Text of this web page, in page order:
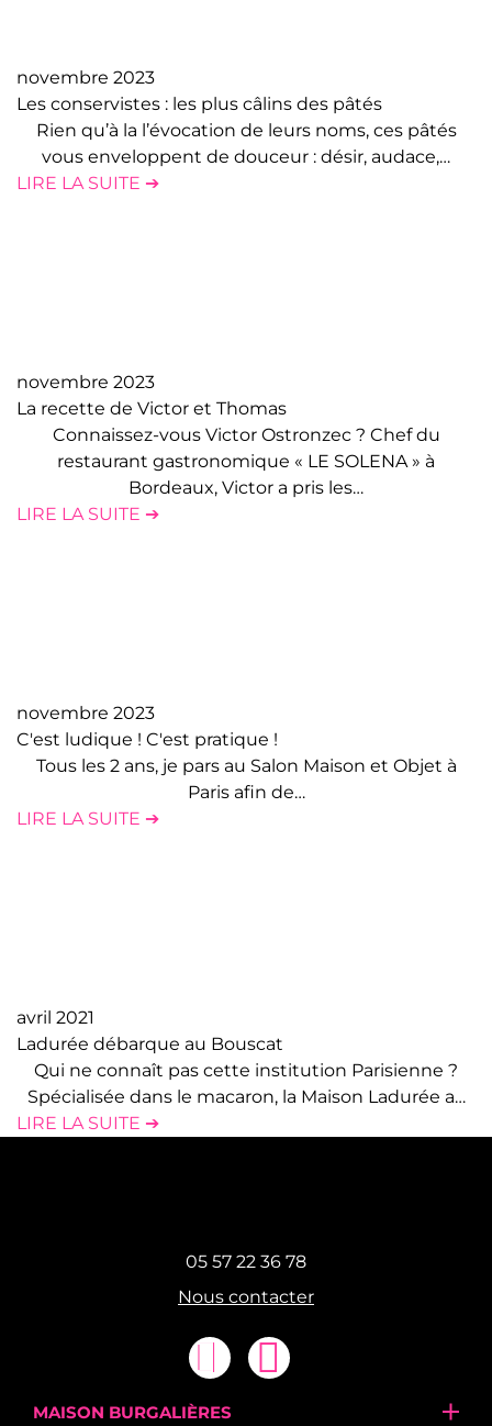
novembre 2023
Les conservistes : les plus câlins des pâtés
Rien qu’à la l’évocation de leurs noms, ces pâtés
vous enveloppent de douceur : désir, audace,…
LIRE LA SUITE ➔
novembre 2023
La recette de Victor et Thomas
Connaissez-vous Victor Ostronzec ? Chef du
restaurant gastronomique « LE SOLENA » à
Bordeaux, Victor a pris les…
LIRE LA SUITE ➔
novembre 2023
C'est ludique ! C'est pratique !
Tous les 2 ans, je pars au Salon Maison et Objet à
Paris afin de…
LIRE LA SUITE ➔
avril 2021
Ladurée débarque au Bouscat
Qui ne connaît pas cette institution Parisienne ?
Spécialisée dans le macaron, la Maison Ladurée a…
LIRE LA SUITE ➔
05 57 22 36 78
Nous contacter
MAISON BURGALIÈRES